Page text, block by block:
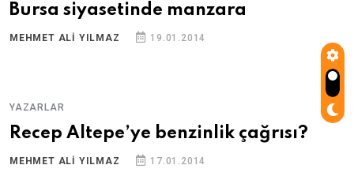
Bursa siyasetinde manzara
MEHMET ALI YILMAZ 19.01.2014
YAZARLAR
Recep Altepe’ye benzinlik çağrısı?
MEHMET ALI YILMAZ 17.01.2014